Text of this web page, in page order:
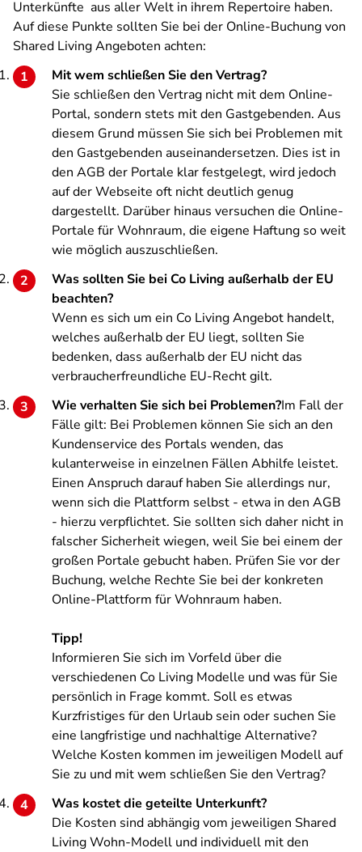
Unterkünfte aus aller Welt in ihrem Repertoire haben.
Auf diese Punkte sollten Sie bei der Online-Buchung von
Shared Living Angeboten achten:
Mit wem schließen Sie den Vertrag?
Sie schließen den Vertrag nicht mit dem Online-
Portal, sondern stets mit den Gastgebenden. Aus
diesem Grund müssen Sie sich bei Problemen mit
den Gastgebenden auseinandersetzen. Dies ist in
den AGB der Portale klar festgelegt, wird jedoch
auf der Webseite oft nicht deutlich genug
dargestellt. Darüber hinaus versuchen die Online-
Portale für Wohnraum, die eigene Haftung so weit
wie möglich auszuschließen.
Was sollten Sie bei Co Living außerhalb der EU
beachten?
Wenn es sich um ein Co Living Angebot handelt,
welches außerhalb der EU liegt, sollten Sie
bedenken, dass außerhalb der EU nicht das
verbraucherfreundliche EU-Recht gilt.
Wie verhalten Sie sich bei Problemen?Im Fall der
Fälle gilt: Bei Problemen können Sie sich an den
Kundenservice des Portals wenden, das
kulanterweise in einzelnen Fällen Abhilfe leistet.
Einen Anspruch darauf haben Sie allerdings nur,
wenn sich die Plattform selbst - etwa in den AGB
- hierzu verpflichtet. Sie sollten sich daher nicht in
falscher Sicherheit wiegen, weil Sie bei einem der
großen Portale gebucht haben. Prüfen Sie vor der
Buchung, welche Rechte Sie bei der konkreten
Online-Plattform für Wohnraum haben.
Tipp!
Informieren Sie sich im Vorfeld über die
verschiedenen Co Living Modelle und was für Sie
persönlich in Frage kommt. Soll es etwas
Kurzfristiges für den Urlaub sein oder suchen Sie
eine langfristige und nachhaltige Alternative?
Welche Kosten kommen im jeweiligen Modell auf
Sie zu und mit wem schließen Sie den Vertrag?
Was kostet die geteilte Unterkunft?
Die Kosten sind abhängig vom jeweiligen Shared
Living Wohn-Modell und individuell mit den